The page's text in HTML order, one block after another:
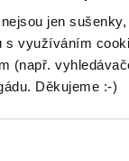
jen
s využíváním
(např.
Děkujeme :-)
nákupu a